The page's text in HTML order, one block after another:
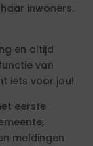
inwoners.
en altijd
van
iets voor jou!
eerste
meldingen